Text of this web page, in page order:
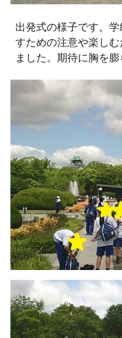
出発式の様子です。
すための注意や楽し
ました。期待に胸を膨